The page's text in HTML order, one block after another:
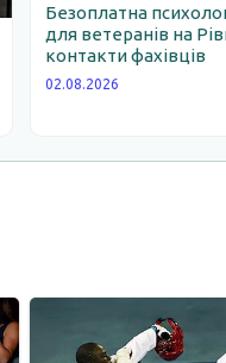
Безоплатна
для ветеранів на
контакти фахівців
02.08.2026